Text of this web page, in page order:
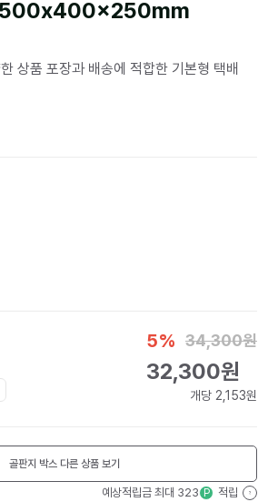
500x400x250mm
상품 포장과 배송에 적합한 기본형 택배
5% 34,300원
32,300원
개당 2,153원
골판지 박스 다른 상품 보기
예상적립금 최대 323 P 적립 ?